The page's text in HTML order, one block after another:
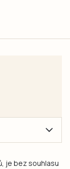
je bez souhlasu